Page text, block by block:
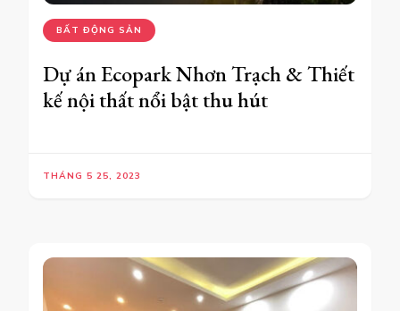
BẤT ĐỘNG SẢN
Dự án Ecopark Nhơn Trạch & Thiết
kế nội thất nổi bật thu hút
THÁNG 5 25, 2023